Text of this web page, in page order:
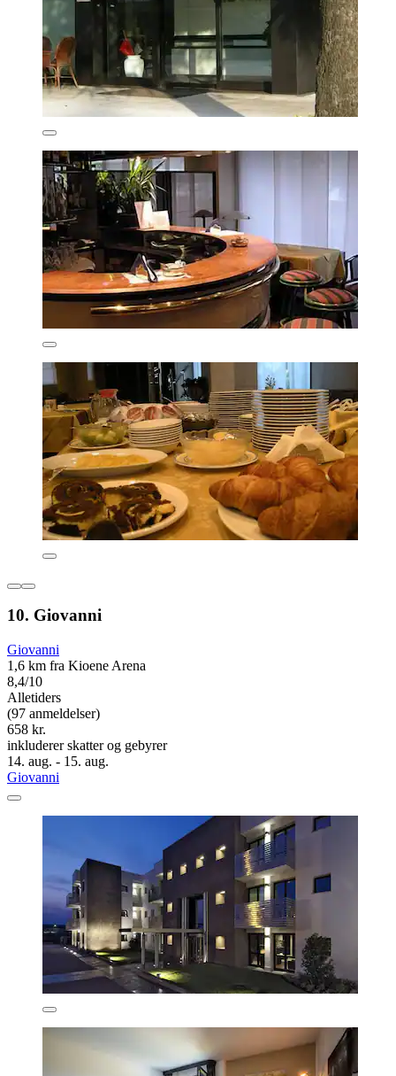
10. Giovanni
Giovanni
1,6 km fra Kioene Arena
8,4/10
Alletiders
(97 anmeldelser)
658 kr.
inkluderer skatter og gebyrer
14. aug. - 15. aug.
Giovanni